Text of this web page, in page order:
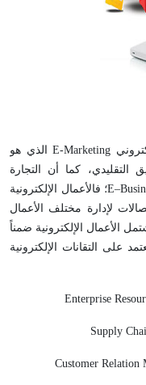
تختلف التجارة الإلكترونية عن التسويق الإلكتروني E-Marketing الذي هو
التقليدي، كما أن التجارة
الإلكترونية تختلف عن الأعمال الإلكترونية E–Business؛ فالأعمال الإلكترونية
لإدارة مختلف الأعمال
الأعمال الإلكترونية ضمناً
على التقانات الإلكترونية